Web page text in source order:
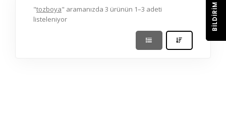
"tozboya" aramanızda 3 ürünün 1–3 adeti
listeleniyor
BILDIRIM